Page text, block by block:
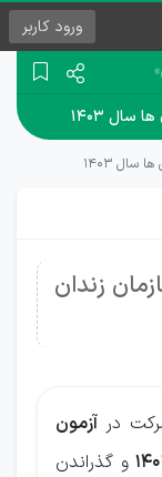
ورود کاربر
۱۴۰۳
۱۴۰۳
زندان
در آزمون
و گذراندن